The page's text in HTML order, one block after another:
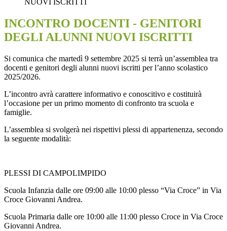
NUOVI ISCRITTI
INCONTRO DOCENTI - GENITORI
DEGLI ALUNNI NUOVI ISCRITTI
Si comunica che martedì 9 settembre 2025 si terrà un’assemblea tra
docenti e genitori degli alunni nuovi iscritti per l’anno scolastico
2025/2026.
L’incontro avrà carattere informativo e conoscitivo e costituirà
l’occasione per un primo momento di confronto tra scuola e
famiglie.
L’assemblea si svolgerà nei rispettivi plessi di appartenenza, secondo
la seguente modalità:
PLESSI DI CAMPOLIMPIDO
Scuola Infanzia dalle ore 09:00 alle 10:00 plesso “Via Croce” in Via
Croce Giovanni Andrea.
Scuola Primaria dalle ore 10:00 alle 11:00 plesso Croce in Via Croce
Giovanni Andrea.